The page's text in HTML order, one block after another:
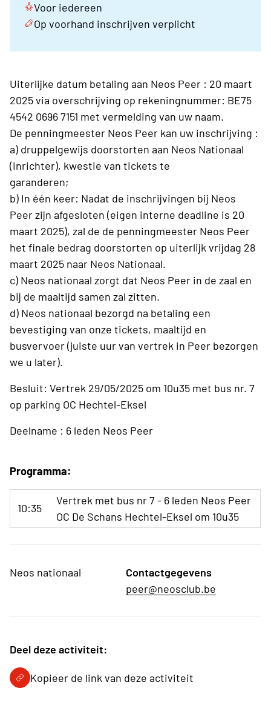
Voor iedereen
Op voorhand inschrijven verplicht
Uiterlijke datum betaling aan Neos Peer : 20 maart
2025 via overschrijving op rekeningnummer: BE75
4542 0696 7151 met vermelding van uw naam.
De penningmeester Neos Peer kan uw inschrijving :
a) druppelgewijs doorstorten aan Neos Nationaal
(inrichter), kwestie van tickets te
garanderen;
b) In één keer: Nadat de inschrijvingen bij Neos
Peer zijn afgesloten (eigen interne deadline is 20
maart 2025), zal de de penningmeester Neos Peer
het finale bedrag doorstorten op uiterlijk vrijdag 28
maart 2025 naar Neos Nationaal.
c) Neos nationaal zorgt dat Neos Peer in de zaal en
bij de maaltijd samen zal zitten.
d) Neos nationaal bezorgd na betaling een
bevestiging van onze tickets, maaltijd en
busvervoer (juiste uur van vertrek in Peer bezorgen
we u later).
Besluit: Vertrek 29/05/2025 om 10u35 met bus nr. 7
op parking OC Hechtel-Eksel
Deelname : 6 leden Neos Peer
Programma:
10:35
Vertrek met bus nr 7 - 6 leden Neos Peer
OC De Schans Hechtel-Eksel om 10u35
Neos nationaal
Contactgegevens
peer@neosclub.be
Deel deze activiteit:
Kopieer de link van deze activiteit